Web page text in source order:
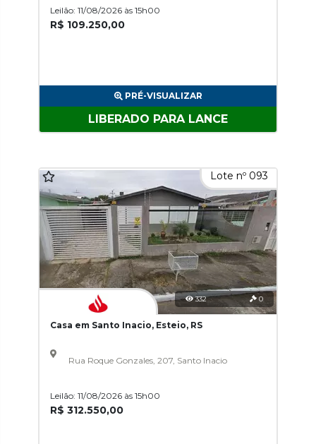
Leilão: 11/08/2026 às 15h00
R$ 109.250,00
PRÉ-VISUALIZAR
LIBERADO PARA LANCE
Lote nº 093
332 0
Casa em Santo Inacio, Esteio, RS
Rua Roque Gonzales, 207, Santo Inacio
Leilão: 11/08/2026 às 15h00
R$ 312.550,00